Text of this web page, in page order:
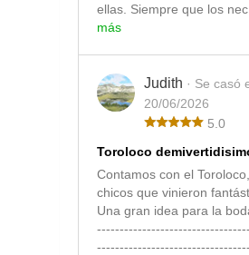
ellas. Siempre que los
más
Judith · Se casó
20/06/2026
5.0
Toroloco
Contamos con el
chicos que vinieron
Una gran idea para la